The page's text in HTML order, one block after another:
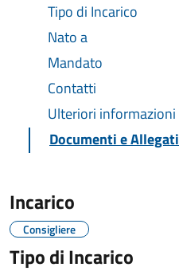
Tipo di Incarico
Nato a
Mandato
Contatti
Ulteriori informazioni
Documenti e Allegati
Incarico
Consigliere
Tipo di Incarico